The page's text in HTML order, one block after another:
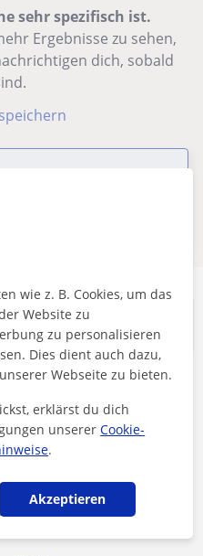
sehr spezifisch ist.
Ergebnisse zu sehen,
dich, sobald
für dich
Nachhilfe
wie z. B. Cookies, um das
Website zu
zu personalisieren
Dies dient auch dazu,
Webseite zu bieten.
erklärst du dich
unsererCookie-
.
Akzeptieren